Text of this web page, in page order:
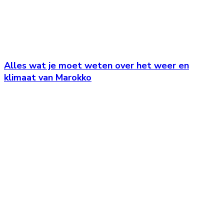
Alles wat je moet weten over het weer en
klimaat van Marokko